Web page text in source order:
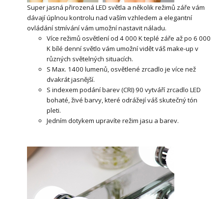
Super jasná přirozená LED světla a několik režimů záře vám
dávají úplnou kontrolu nad vaším vzhledem a elegantní
ovládání stmívání vám umožní nastavit náladu.
Více režimů osvětlení od 4 000 K teplé záře až po 6 000
K bílé denní světlo vám umožní vidět váš make-up v
různých světelných situacích.
S Max. 1400 lumenů, osvětlené zrcadlo je více než
dvakrát jasnější.
S indexem podání barev (CRI) 90 vytváří zrcadlo LED
bohaté, živé barvy, které odrážejí váš skutečný tón
pleti.
Jedním dotykem upravíte režim jasu a barev.